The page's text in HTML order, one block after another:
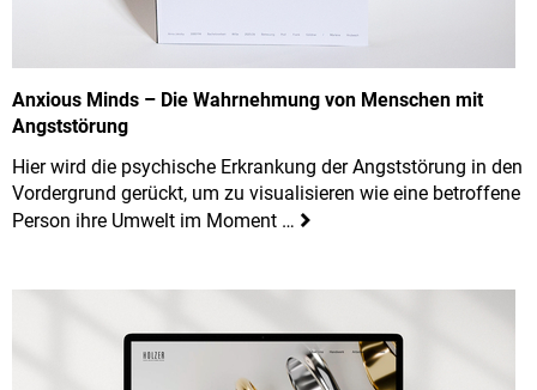
Anxious Minds – Die Wahrnehmung von Menschen mit
Angststörung
Hier wird die psychische Erkrankung der Angststörung in den
Vordergrund gerückt, um zu visualisieren wie eine betroffene
Person ihre Umwelt im Moment …